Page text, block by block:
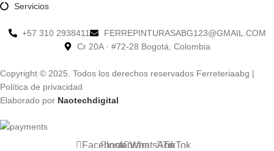
Servicios
+57 310 2938411
FERREPINTURASABG123@GMAIL.COM
Cr 20A · #72-28 Bogotá, Colombia
Copyright © 2025. Todos los derechos reservados Ferreteriaabg |
Política de privacidad
Elaborado por Naotechdigital
FacebookInstagramWhatsAppTikTok